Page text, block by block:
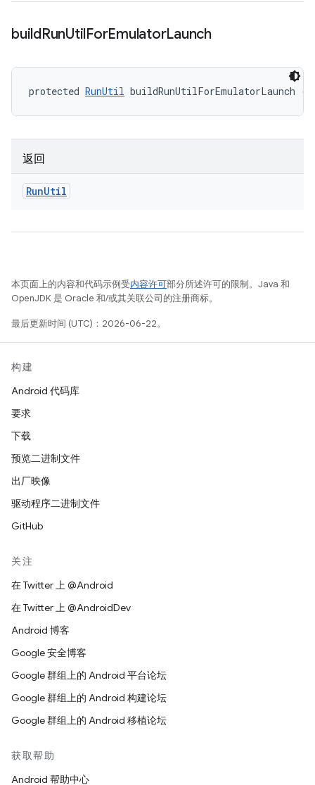
buildRunUtilForEmulatorLaunch
protected RunUtil buildRunUtilForEmulatorLaunch ()
返回
RunUtil
本页面上的内容和代码示例受内容许可部分所述许可的限制。Java 和
OpenJDK 是 Oracle 和/或其关联公司的注册商标。
最后更新时间 (UTC)：2026-06-22。
构建
Android 代码库
要求
下载
预览二进制文件
出厂映像
驱动程序二进制文件
GitHub
关注
在 Twitter 上 @Android
在 Twitter 上 @AndroidDev
Android 博客
Google 安全博客
Google 群组上的 Android 平台论坛
Google 群组上的 Android 构建论坛
Google 群组上的 Android 移植论坛
获取帮助
Android 帮助中心